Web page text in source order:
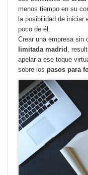
menos tiempo en su
la posibilidad de iniciar
poco de él.
Crear una empresa sin
limitada madrid ,
apelar a ese toque
sobre los pasos para